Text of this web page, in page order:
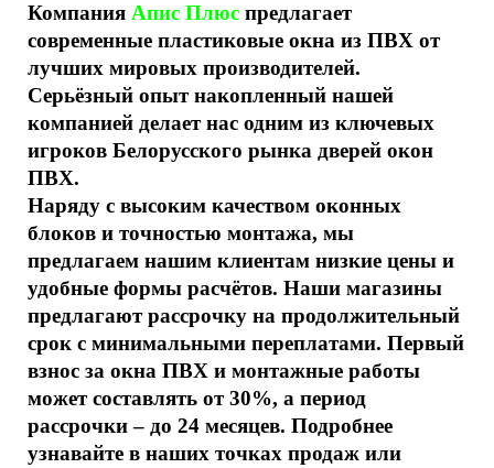
Компания Апис Плюс предлагает
современные пластиковые окна из ПВХ от
лучших мировых производителей.
Серьёзный опыт накопленный нашей
компанией делает нас одним из ключевых
игроков Белорусского рынка дверей окон
ПВХ.
Наряду с высоким качеством оконных
блоков и точностью монтажа, мы
предлагаем нашим клиентам низкие цены и
удобные формы расчётов. Наши магазины
предлагают рассрочку на продолжительный
срок с минимальными переплатами. Первый
взнос за окна ПВХ и монтажные работы
может составлять от 30%, а период
рассрочки – до 24 месяцев. Подробнее
узнавайте в наших точках продаж или